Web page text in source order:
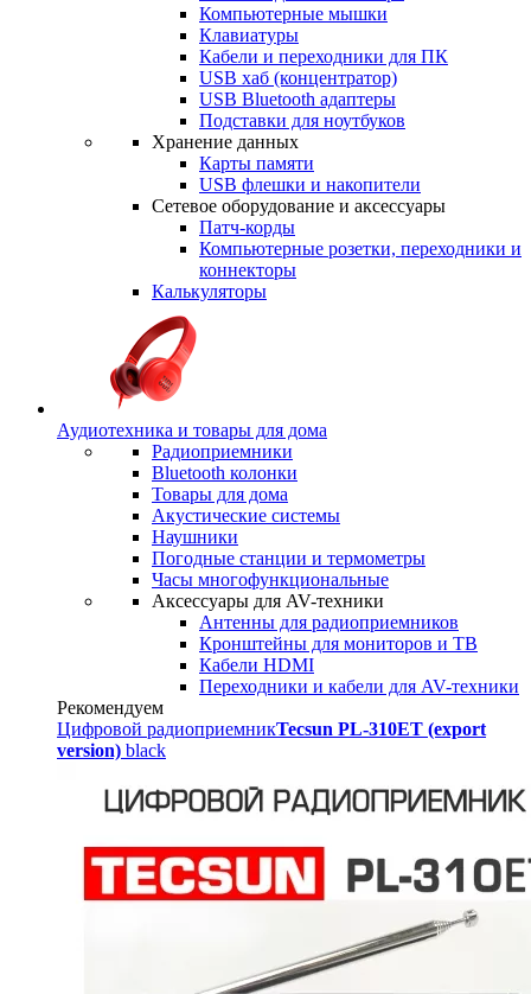
Компьютерные мышки
Клавиатуры
Кабели и переходники для ПК
USB хаб (концентратор)
USB Bluetooth адаптеры
Подставки для ноутбуков
Хранение данных
Карты памяти
USB флешки и накопители
Сетевое оборудование и аксессуары
Патч-корды
Компьютерные розетки, переходники и
коннекторы
Калькуляторы
Аудиотехника и товары для дома
Радиоприемники
Bluetooth колонки
Товары для дома
Акустические системы
Наушники
Погодные станции и термометры
Часы многофункциональные
Аксессуары для AV-техники
Антенны для радиоприемников
Кронштейны для мониторов и ТВ
Кабели HDMI
Переходники и кабели для AV-техники
Рекомендуем
Цифровой радиоприемникTecsun PL-310ET (export
version) black